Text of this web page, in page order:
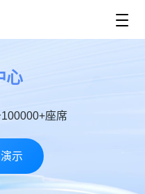
心
座席
示